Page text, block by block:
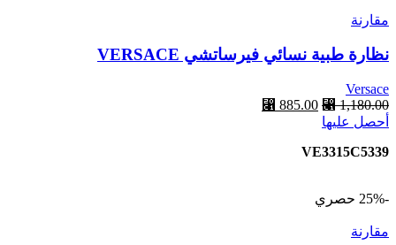
مقارنة
نظارة طبية نسائي فيرساتشي VERSACE
Versace
⃁1,180.00
السعر
⃁ 1,180.00.
⃁ 885.00
أحصل عليها
VE3315C5339
-25% حصري
مقارنة